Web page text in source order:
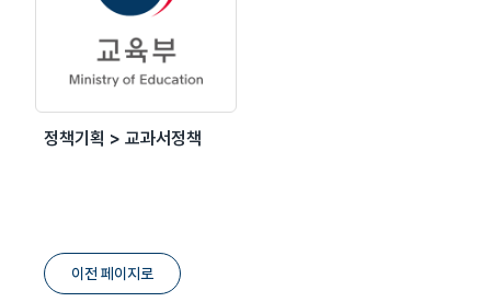
정책기획 > 교과서정책
이전 페이지로